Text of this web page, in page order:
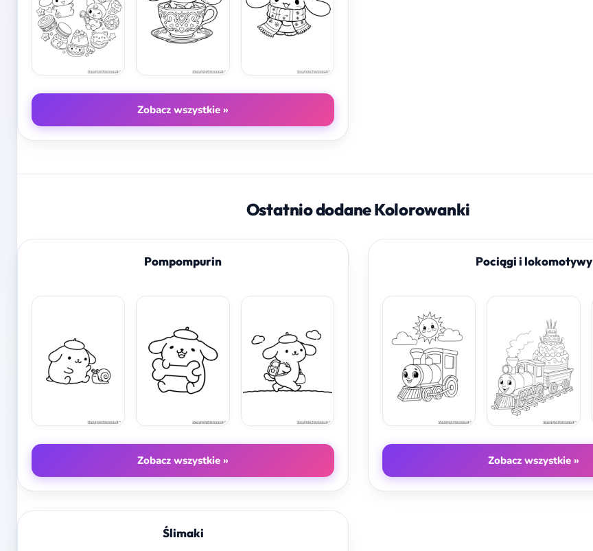
Zobacz wszystkie »
Ostatnio dodane Kolorowanki
Pompompurin
Zobacz wszystkie »
Pociągi i lokomotywy
Zobacz wszystkie »
Ślimaki